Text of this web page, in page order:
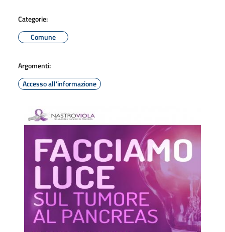
Categorie:
Comune
Argomenti:
Accesso all'informazione